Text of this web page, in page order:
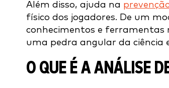
Além disso, ajuda na
físico dos jogadores. De um
conhecimentos e ferramentas
uma pedra angular da ciência
O QUE É A ANÁLISE